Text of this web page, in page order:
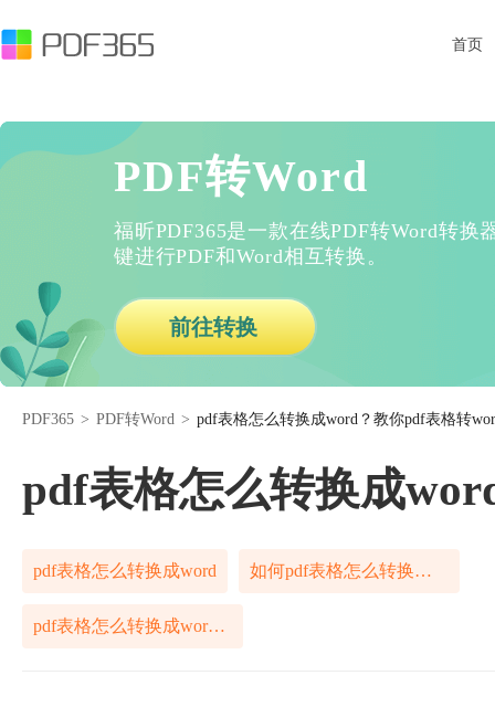
首页
PDF转Word
福昕PDF365是一款在线PDF转Word转换
键进行PDF和Word相互转换。
前往转换
PDF365 > PDF转Word > pdf表格怎么转换成word？教你pdf表格转
pdf表格怎么转换成
pdf表格怎么转换成word 如何pdf表格怎么转换成word
pdf表格怎么转换成word免费工具